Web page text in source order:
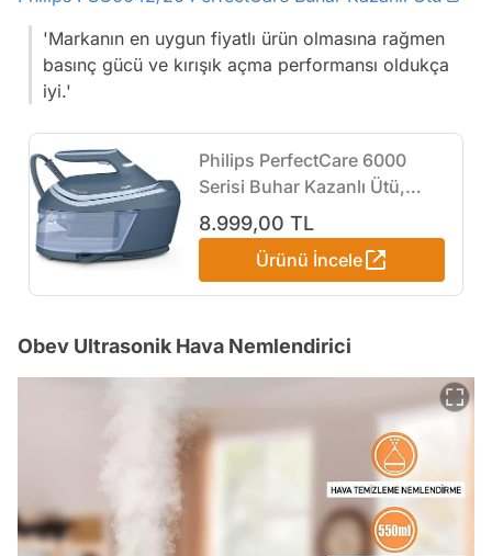
'Markanın en uygun fiyatlı ürün olmasına rağmen
basınç gücü ve kırışık açma performansı oldukça
iyi.'
Philips PerfectCare 6000
Serisi Buhar Kazanlı Ütü,
Güçlü Buhar, Yanma
Garantisi Yok, Kompakt
Tasarım, 1,8L Çıkarılabilir Su
Haznesi, SteamGlide
(PSG6042/20)
8.999,00 TL
Ürünü İncele
Obev Ultrasonik Hava Nemlendirici